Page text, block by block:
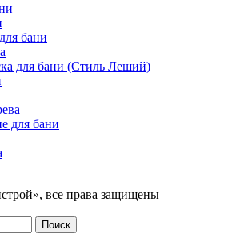
бани
для бани (Стиль Леший)
для бани
все права защищены
Поиск